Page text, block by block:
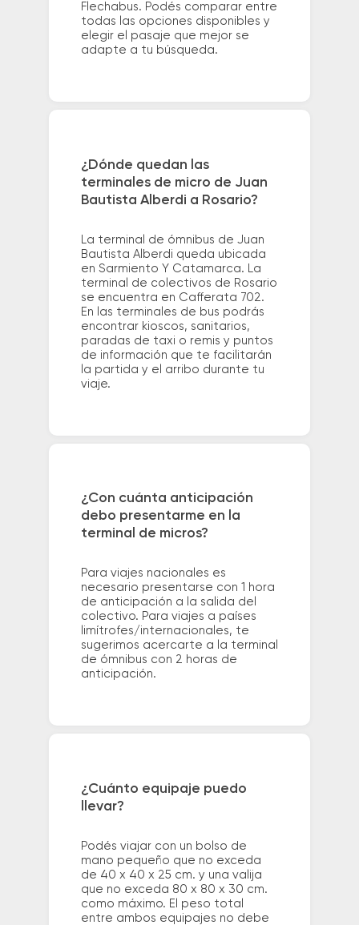
Flechabus. Podés comparar entre
todas las opciones disponibles y
elegir el pasaje que mejor se
adapte a tu búsqueda.
¿Dónde quedan las
terminales de micro de Juan
Bautista Alberdi a Rosario?
La terminal de ómnibus de Juan
Bautista Alberdi queda ubicada
en Sarmiento Y Catamarca. La
terminal de colectivos de Rosario
se encuentra en Cafferata 702.
En las terminales de bus podrás
encontrar kioscos, sanitarios,
paradas de taxi o remis y puntos
de información que te facilitarán
la partida y el arribo durante tu
viaje.
¿Con cuánta anticipación
debo presentarme en la
terminal de micros?
Para viajes nacionales es
necesario presentarse con 1 hora
de anticipación a la salida del
colectivo. Para viajes a países
limítrofes/internacionales, te
sugerimos acercarte a la terminal
de ómnibus con 2 horas de
anticipación.
¿Cuánto equipaje puedo
llevar?
Podés viajar con un bolso de
mano pequeño que no exceda
de 40 x 40 x 25 cm. y una valija
que no exceda 80 x 80 x 30 cm.
como máximo. El peso total
entre ambos equipajes no debe